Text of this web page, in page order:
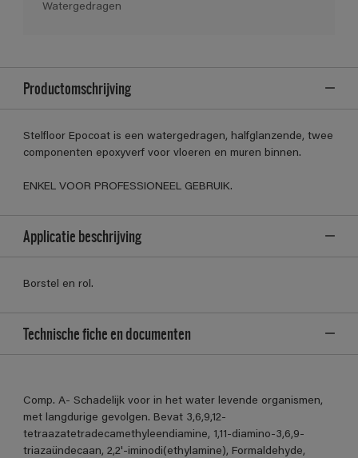
Watergedragen
Productomschrijving
Stelfloor Epocoat is een watergedragen, halfglanzende, twee
componenten epoxyverf voor vloeren en muren binnen.
ENKEL VOOR PROFESSIONEEL GEBRUIK.
Applicatie beschrijving
Borstel en rol.
Technische fiche en documenten
Comp. A- Schadelijk voor in het water levende organismen,
met langdurige gevolgen. Bevat 3,6,9,12-
tetraazatetradecamethyleendiamine, 1,11-diamino-3,6,9-
triazaündecaan, 2,2'-iminodi(ethylamine), Formaldehyde,